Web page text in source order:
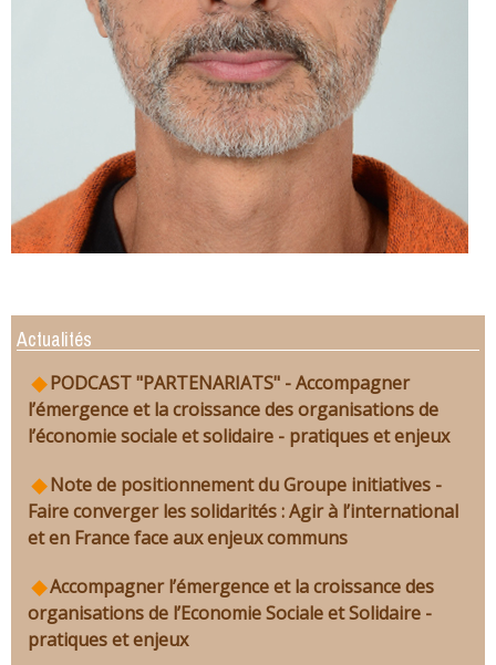
Actualités
PODCAST "PARTENARIATS" - Accompagner
l’émergence et la croissance des organisations de
l’économie sociale et solidaire - pratiques et enjeux
Note de positionnement du Groupe initiatives -
Faire converger les solidarités : Agir à l’international
et en France face aux enjeux communs
Accompagner l’émergence et la croissance des
organisations de l’Economie Sociale et Solidaire -
pratiques et enjeux